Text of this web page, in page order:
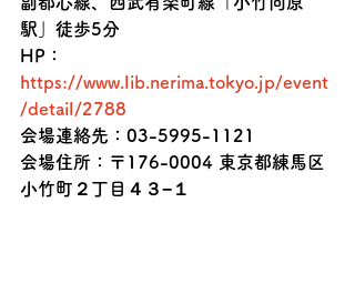
駅」徒歩5分
HP：
https://www.lib.nerima.tokyo.jp/event
/detail/2788
会場連絡先：03-5995-1121
会場住所：〒176-0004 東京都練馬区
小竹町２丁目４３−１